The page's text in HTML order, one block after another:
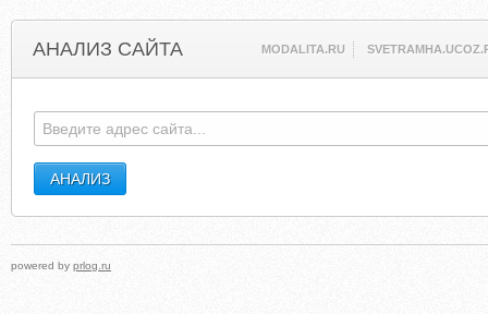
АНАЛИЗ САЙТА MODALITA.RU
powered by prlog.ru